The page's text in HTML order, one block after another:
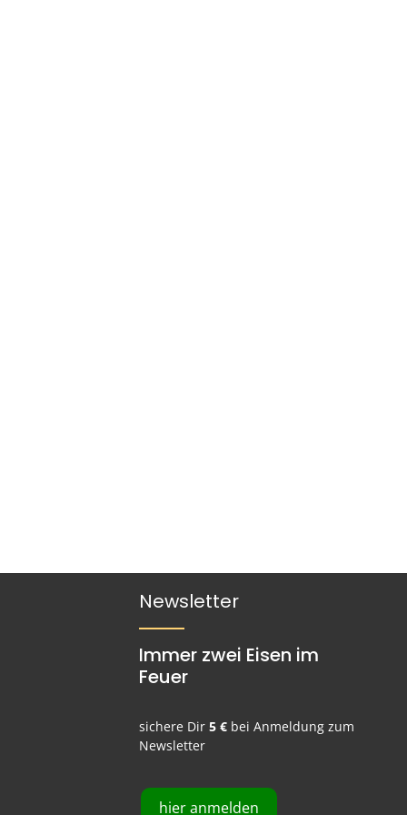
Newsletter
Immer zwei Eisen im
Feuer
sichere Dir5 € bei Anmeldung zum
Newsletter
hier anmelden